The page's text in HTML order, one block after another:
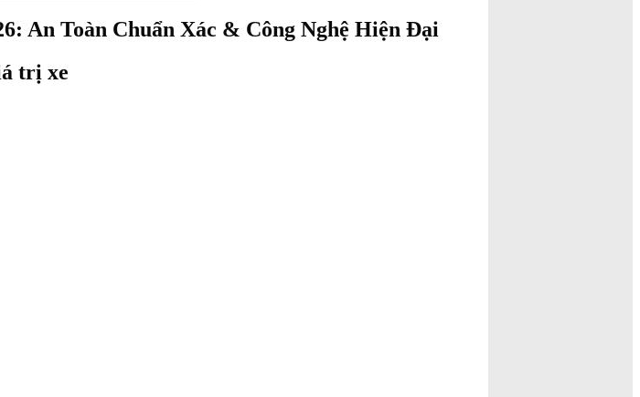
An Toàn Chuẩn Xác & Công Nghệ Hiện Đại
trị xe